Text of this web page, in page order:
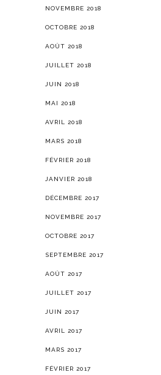
NOVEMBRE 2018
OCTOBRE 2018
AOÛT 2018
JUILLET 2018
JUIN 2018
MAI 2018
AVRIL 2018
MARS 2018
FÉVRIER 2018
JANVIER 2018
DÉCEMBRE 2017
NOVEMBRE 2017
OCTOBRE 2017
SEPTEMBRE 2017
AOÛT 2017
JUILLET 2017
JUIN 2017
AVRIL 2017
MARS 2017
FÉVRIER 2017